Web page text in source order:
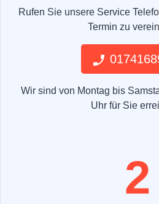
Rufen Sie unsere Service
Termin zu
Wir sind von Montag bis
Uhr für Sie
2